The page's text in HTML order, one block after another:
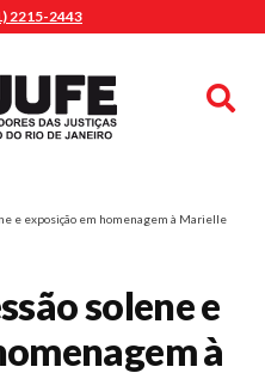
2215-2443
e exposição em homenagem à Marielle
solene e
à